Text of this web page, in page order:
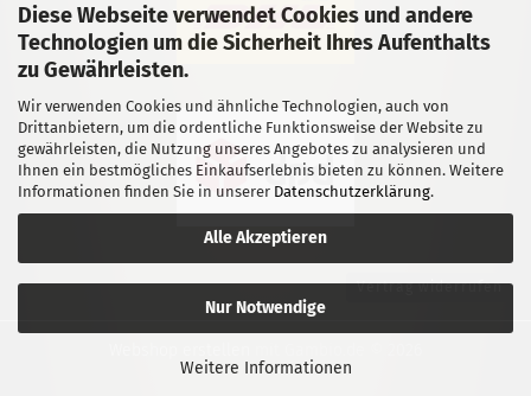
Diese Webseite verwendet Cookies und andere
Technologien um die Sicherheit Ihres Aufenthalts
zu Gewährleisten.
Wir verwenden Cookies und ähnliche Technologien, auch von
Drittanbietern, um die ordentliche Funktionsweise der Website zu
gewährleisten, die Nutzung unseres Angebotes zu analysieren und
Ihnen ein bestmögliches Einkaufserlebnis bieten zu können. Weitere
Informationen finden Sie in unserer Datenschutzerklärung.
Alle Akzeptieren
Nur Notwendige
Weitere Informationen
Vertrag widerrufen